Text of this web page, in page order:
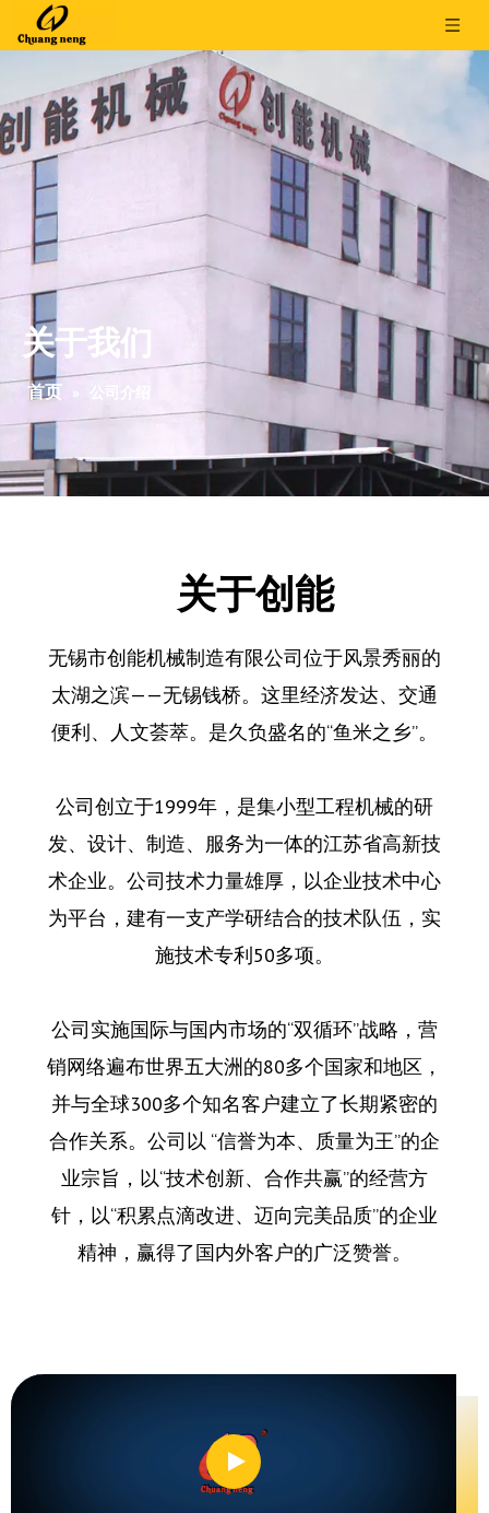
关于我们
首页 » 公司介绍
关于创能
无锡市创能机械制造有限公司位于风景秀丽的
太湖之滨——无锡钱桥。这里经济发达、交通
便利、人文荟萃。是久负盛名的“鱼米之乡”。
公司创立于1999年，是集小型工程机械的研
发、设计、制造、服务为一体的江苏省高新技
术企业。公司技术力量雄厚，以企业技术中心
为平台，建有一支产学研结合的技术队伍，实
施技术专利50多项。
公司实施国际与国内市场的“双循环”战略，营
销网络遍布世界五大洲的80多个国家和地区，
并与全球300多个知名客户建立了长期紧密的
合作关系。公司以 “信誉为本、质量为王”的企
业宗旨，以“技术创新、合作共赢”的经营方
针，以“积累点滴改进、迈向完美品质”的企业
精神，赢得了国内外客户的广泛赞誉。